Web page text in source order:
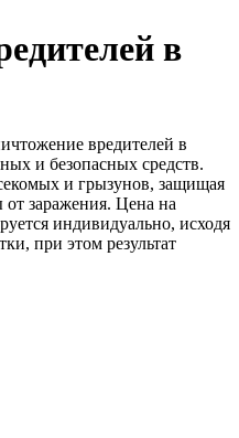
в
вредителей в
и безопасных средств.
и грызунов, защищая
заражения. Цена на
индивидуально, исходя
при этом результат